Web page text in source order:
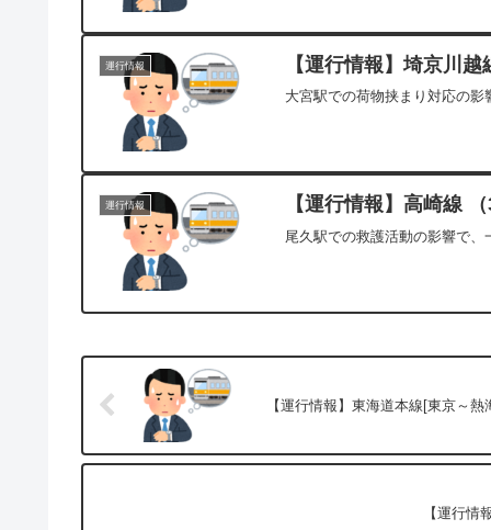
運行情報 【運行情報】埼京川
大宮駅での荷物挟まり対応の影
運行情報 【運行情報】高崎線
尾久駅での救護活動の影響で、
【運行情報】東海道本線[東京～熱
【運行情